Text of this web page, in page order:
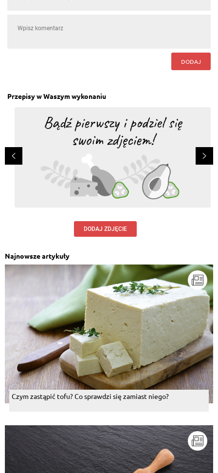
DODAJ
Przepisy w Waszym wykonaniu
DODAJ ZDJĘCIE
Najnowsze artykuły
Czym zastąpić tofu? Co sprawdzi się zamiast niego?